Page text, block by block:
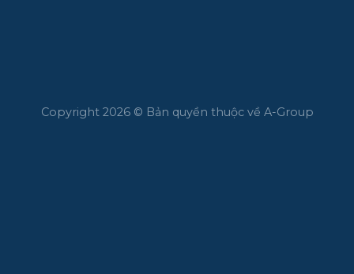
Copyright 2026 © Bản quyền thuộc về A-Group